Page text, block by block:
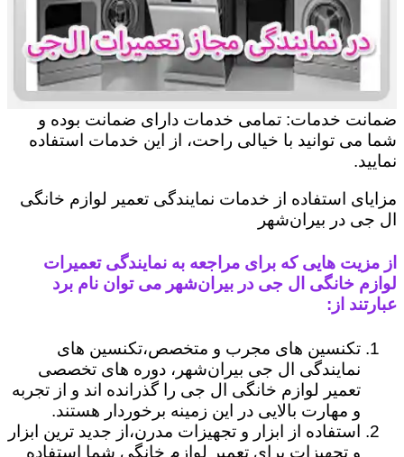
ضمانت خدمات: تمامی خدمات دارای ضمانت بوده و
شما می توانید با خیالی راحت، از این خدمات استفاده
نمایید.
مزایای استفاده از خدمات نمایندگی تعمیر لوازم خانگی
ال جی در بیران‌شهر
از مزیت هایی که برای مراجعه به نمایندگی تعمیرات
لوازم خانگی ال جی در بیران‌شهر می توان نام برد
عبارتند از:
تکنسین های مجرب و متخصص،تکنسین های
نمایندگی ال جی بیران‌شهر، دوره های تخصصی
تعمیر لوازم خانگی ال جی را گذرانده اند و از تجربه
و مهارت بالایی در این زمینه برخوردار هستند.
استفاده از ابزار و تجهیزات مدرن،از جدید ترین ابزار
و تجهیزات برای تعمیر لوازم خانگی شما استفاده